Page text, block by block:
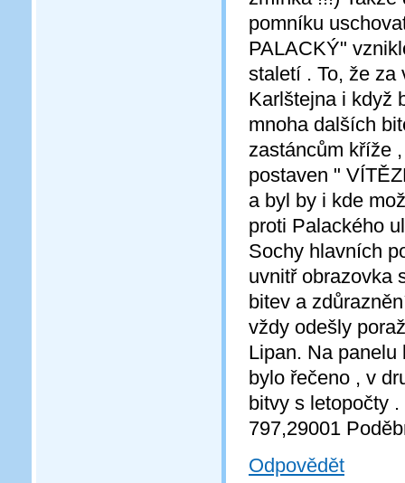
pomníku
PALACKÝ"
staletí . To, že za
Karlštejna i když
mnoha dalších
zastáncům kříže
postaven "
a byl by i kde
proti Palackého
Sochy hlavních
uvnitř obrazovka
bitev a
vždy odešly
Lipan. Na
bylo řečeno , v
bitvy s letopočty
797,29001
Odpovědět